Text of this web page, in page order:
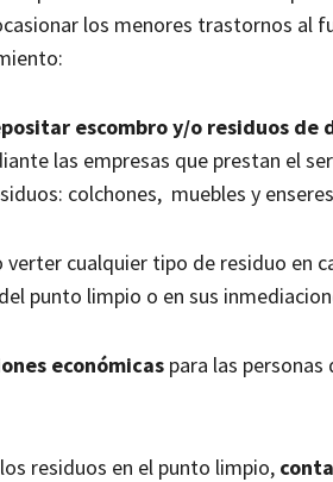
los menores trastornos al
escombro y/o residuos de
las empresas que prestan el
colchones, muebles y
cualquier tipo de residuo en
punto limpio o en sus
económicaspara las personas
residuos en el punto limpio,